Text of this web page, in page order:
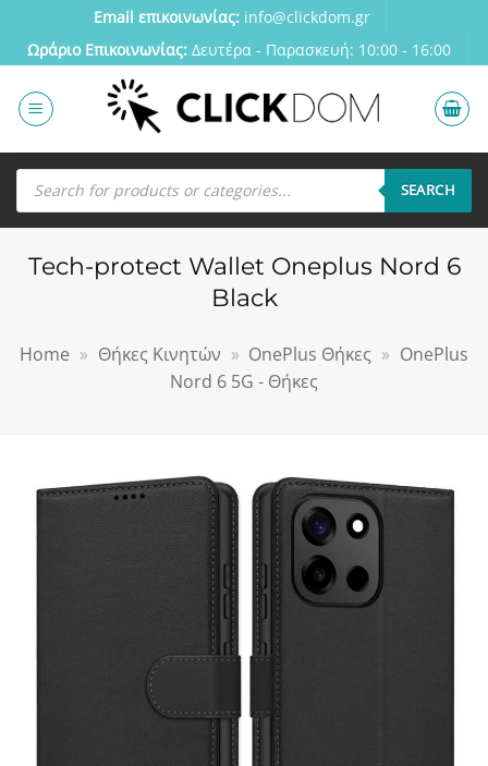
περιεχόμενο
Email επικοινωνίας: info@clickdom.gr
Ωράριο Eπικοινωνίας: Δευτέρα - Παρασκευή: 10:00 - 16:00
Αναζήτηση
προϊόντων SEARCH
Tech-protect Wallet Oneplus Nord 6
Black
Home » Θήκες Κινητών » OnePlus Θήκες » OnePlus
Nord 6 5G - Θήκες